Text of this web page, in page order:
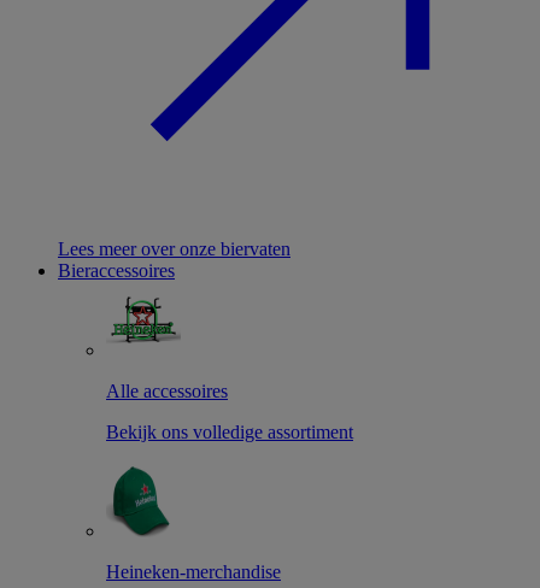
Lees meer over onze biervaten
Bieraccessoires
Alle accessoires
Bekijk ons volledige assortiment
Heineken-merchandise